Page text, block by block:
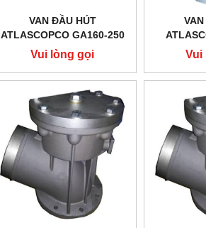
VAN ĐẦU HÚT
ATLASCOPCO GA160-250
Vui lòng gọi Vui